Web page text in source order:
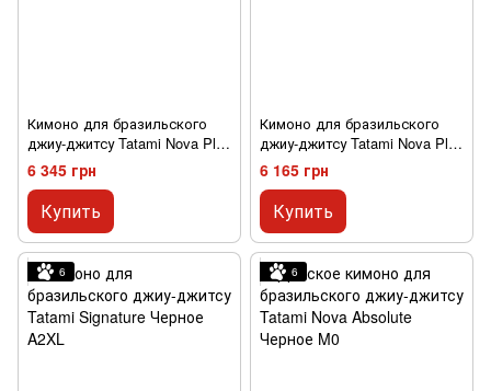
Кимоно для бразильского
джиу-джитсу Tatami Nova Plus
Черное A0
6 345 грн
Купить
Кимоно для бразильского
джиу-джитсу Tatami Nova Plus
Белое A1
6 165 грн
Купить
6 6